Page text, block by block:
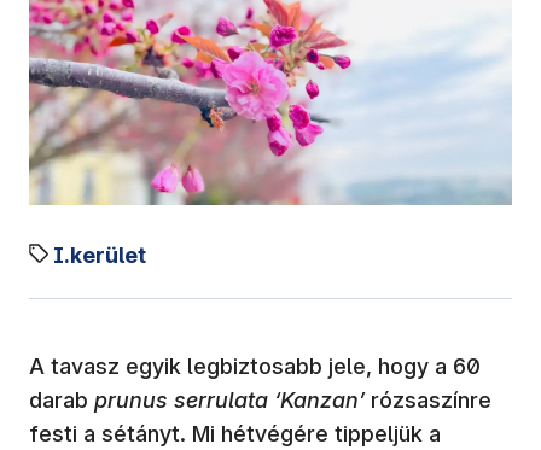
I.kerület
A tavasz egyik legbiztosabb jele, hogy a 60
darab prunus serrulata ‘Kanzan’rózsaszínre
festi a sétányt. Mi hétvégére tippeljük a